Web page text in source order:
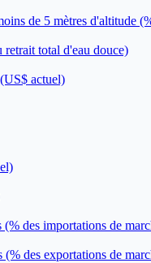
de 5 mètres d'altitude
total d'eau douce)
actuel)
des importations de
des exportations de